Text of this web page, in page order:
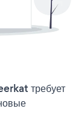
требует